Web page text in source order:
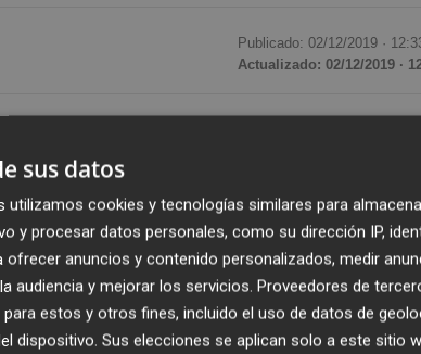
Publicado: 02/12/2019 ·
Actualizado: 02/12/2019 ·
(CNMV)
para llevar a cabo esta actividad.
Oak Worlwide Limited
Capital Market
Globaly su vinculación con otros 'chiringuitos
que no figuran inscritas en el
sus datos
cookies y tecnologías similares para
y procesar datos personales, como su dirección IP,
ofrecer anuncios y contenido personalizados, medir
audiencia y mejorar los servicios. Proveedores de
estos y otros fines, incluido el uso de datos de
dispositivo. Sus elecciones se aplican solo a este sitio